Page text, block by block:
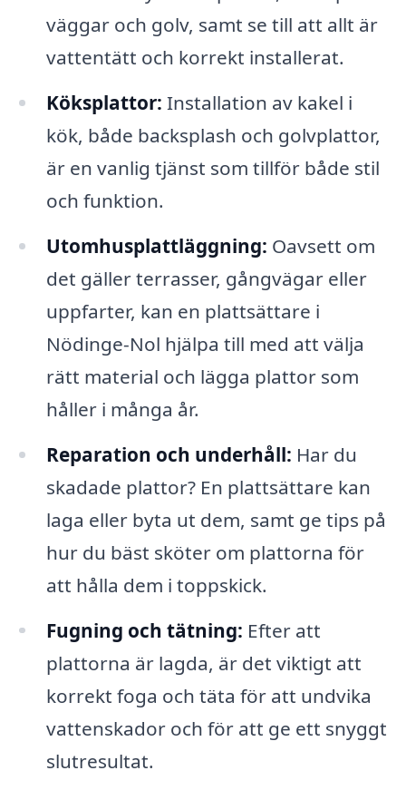
väggar och golv, samt se till att allt är
vattentätt och korrekt installerat.
Köksplattor: Installation av kakel i
kök, både backsplash och golvplattor,
är en vanlig tjänst som tillför både stil
och funktion.
Utomhusplattläggning: Oavsett om
det gäller terrasser, gångvägar eller
uppfarter, kan en plattsättare i
Nödinge-Nol hjälpa till med att välja
rätt material och lägga plattor som
håller i många år.
Reparation och underhåll: Har du
skadade plattor? En plattsättare kan
laga eller byta ut dem, samt ge tips på
hur du bäst sköter om plattorna för
att hålla dem i toppskick.
Fugning och tätning: Efter att
plattorna är lagda, är det viktigt att
korrekt foga och täta för att undvika
vattenskador och för att ge ett snyggt
slutresultat.